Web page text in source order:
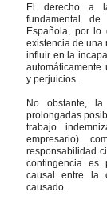
El derecho a
fundamental
Española, por lo
existencia de una
influir en la
y perjuicios.
No obstante,
prolongadas
trabajo
empresario)
responsabilidad
contingencia es
causal entre la
causado.